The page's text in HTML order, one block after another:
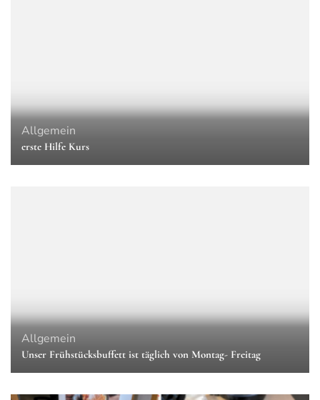
Allgemein
erste Hilfe Kurs
Allgemein
Unser Frühstücksbuffett ist täglich von Montag- Freitag